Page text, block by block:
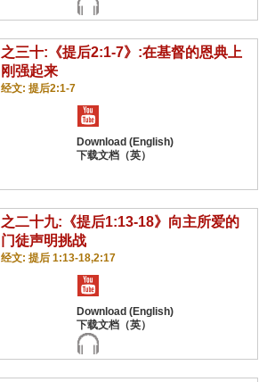
之三十:《提后2:1-7》:在基督的恩典上
刚强起来
经文: 提后2:1-7
之二十九:《提后1:13-18》向主所爱的
门徒声明挑战
经文: 提后 1:13-18,2:17